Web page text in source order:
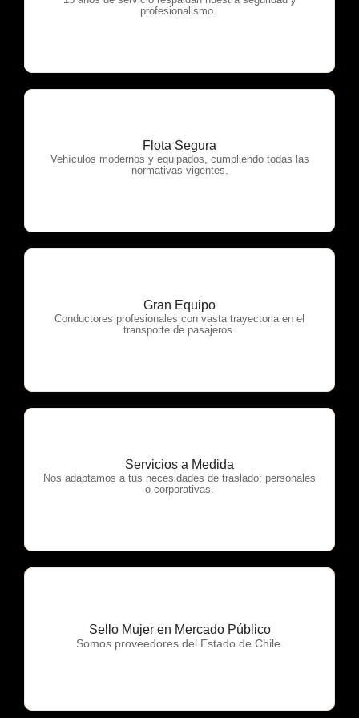
profesionalismo.
Flota Segura
Vehículos modernos y equipados, cumpliendo todas las
normativas vigentes.
OTP Servicios
Gran Equipo
Conductores profesionales con vasta trayectoria en el
transporte de pasajeros.
OTP Servicios
Servicios a Medida
Nos adaptamos a tus necesidades de traslado; personales
o corporativas.
OTP Servicios
Sello Mujer en Mercado Público
Somos proveedores del Estado de Chile.
OTP Servicios